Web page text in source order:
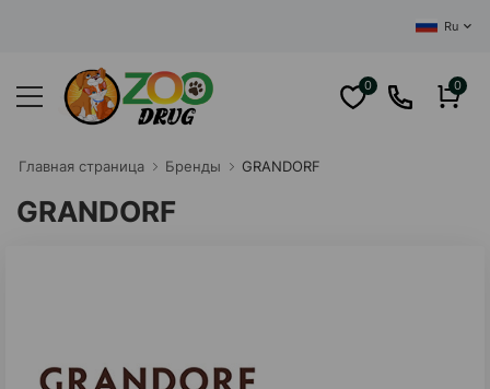
ЦЕНТРАЛЬНЫЙ
Ru
0 0
Главная cтраница Бренды GRANDORF
GRANDORF